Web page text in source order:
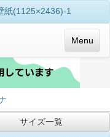
紙(1125×2436)-1
Menu
サイズ一覧